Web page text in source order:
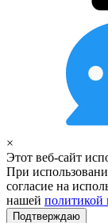
×
Этот веб-сайт
При
согласие на
нашей политикой
Подтверждаю